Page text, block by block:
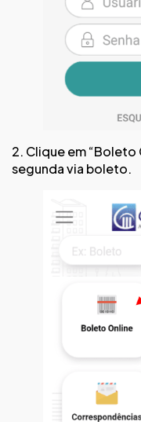
2. Clique em “Boleto
segunda via boleto.